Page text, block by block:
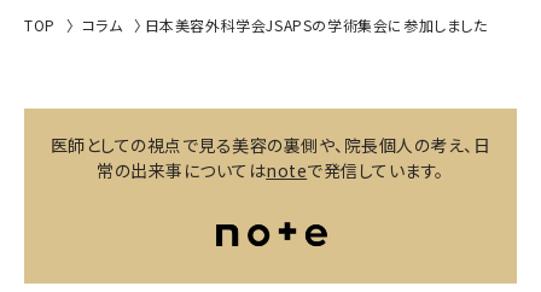
TOP コラム 日本美容外科学会JSAPSの学術集会に参加しました
医師としての視点で見る美容の裏側や、院長個人の考え、日
常の出来事についてはnoteで発信しています。